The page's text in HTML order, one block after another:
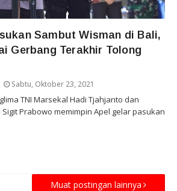
Sambut Wisman di Bali,
Gerbang Terakhir Tolong
Sabtu, Oktober 23, 2021
TNI Marsekal Hadi Tjahjanto dan
Prabowo memimpin Apel gelar pasukan
Muat postingan lainnya